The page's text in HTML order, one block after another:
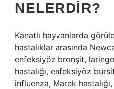
NELERDIR?
Kanatlı hayvanlarda
hastalıklar arasında
enfeksiyöz bronşit,
hastalığı, enfeksiyöz
influenza, Marek